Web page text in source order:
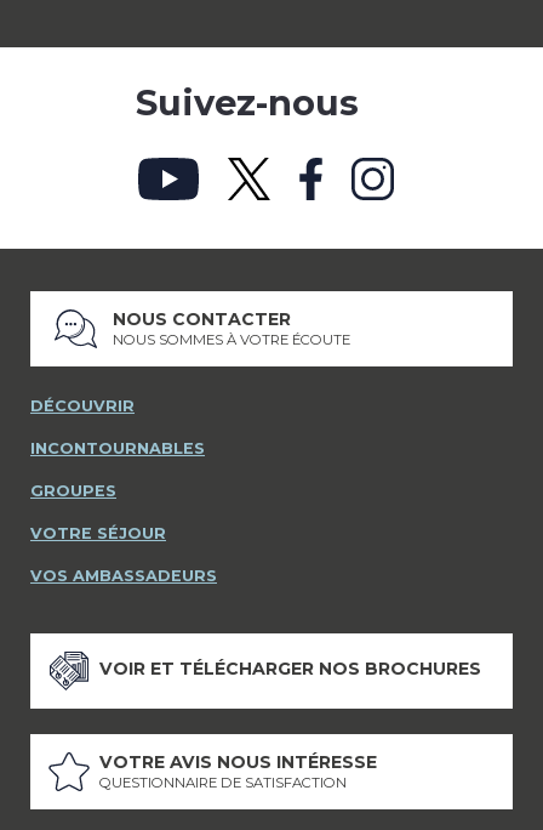
Suivez-nous
NOUS CONTACTER
NOUS SOMMES À VOTRE ÉCOUTE
DÉCOUVRIR
INCONTOURNABLES
GROUPES
VOTRE SÉJOUR
VOS AMBASSADEURS
VOIR ET TÉLÉCHARGER NOS BROCHURES
VOTRE AVIS NOUS INTÉRESSE
QUESTIONNAIRE DE SATISFACTION